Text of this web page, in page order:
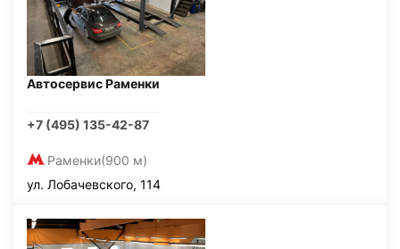
Автосервис Раменки
+7 (495) 135-42-87
Раменки(900 м)
ул. Лобачевского, 114